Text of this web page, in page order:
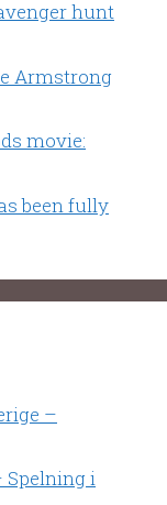
hunt
Armstrong
movie:
been fully
–
Spelning i